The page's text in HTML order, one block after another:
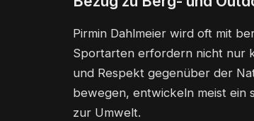
Pirmin Dahlmeier wird oft mit
Sportarten erfordern nicht nur
und Respekt gegenüber der
bewegen, entwickeln meist ein
zur Umwelt.